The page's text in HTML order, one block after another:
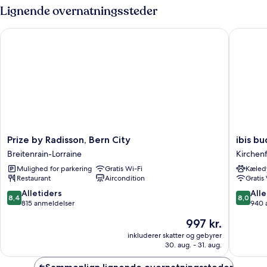
-
1
dobbeltseng
Lignende overnatningssteder
Prize
by
Radisson,
Bern
City
Breitenrain-
Lorraine
Prize by Radisson, Bern City
Breitenrain-Lorraine
Mulighed for parkering
Gratis Wi-Fi
Restaurant
Aircondition
8.4
ud
anmeldelser
8,4 Alletiders
815 anmeldelser
Prisen
997 kr.
997 kr.
inkluderer skatter og gebyrer
30. aug. - 31. aug.
Prize by Radisson, Bern City
ibis
budget
Bern
Expo
ibis
Gratis
8.0
ud
8,0
940
ibis